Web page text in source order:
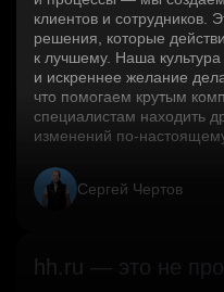
клиентов и сотрудников.
решения, которые
к лучшему. Наша
и искреннее желание
что помогаем крутым
специалистам находить
изменений
Сергей Чертов
hh.ru — это не